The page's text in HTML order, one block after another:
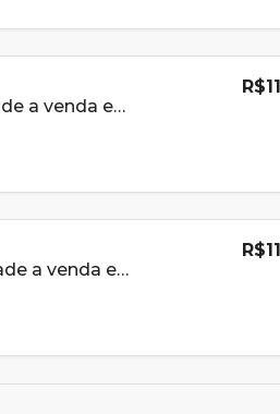
Lote de 500m² a 2km da cidade a venda em Cambui MG
Lote de 560m² a 2 km da cidade a venda em Cambui MG